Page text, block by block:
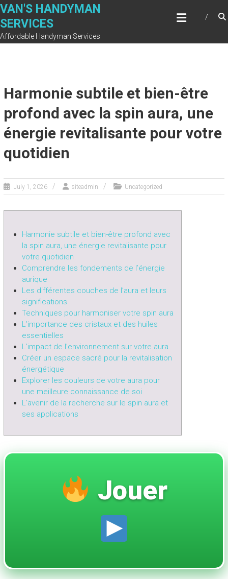
Skip
content
VAN'S HANDYMAN
SERVICES
Affordable Handyman Services
Harmonie subtile et bien-être
profond avec la spin aura, une
énergie revitalisante pour votre
quotidien
July 1, 2026 siteadmin Uncategorized
Harmonie subtile et bien-être profond avec
la spin aura, une énergie revitalisante pour
votre quotidien
Comprendre les fondements de l’énergie
aurique
Les différentes couches de l’aura et leurs
significations
Techniques pour harmoniser votre spin aura
L’importance des cristaux et des huiles
essentielles
L’impact de l’environnement sur votre aura
Créer un espace sacré pour la revitalisation
énergétique
Explorer les couleurs de votre aura pour
une meilleure connaissance de soi
L’avenir de la recherche sur le spin aura et
ses applications
Jouer